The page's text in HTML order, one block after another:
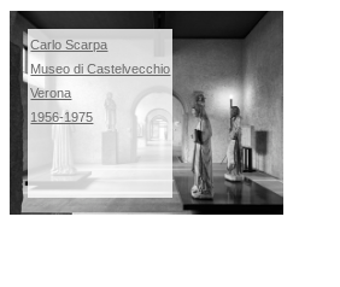
Carlo Scarpa
Museo di Castelvecchio
Verona
1956-1975